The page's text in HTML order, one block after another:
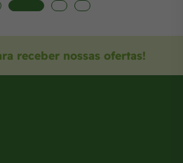
receber nossas ofertas!